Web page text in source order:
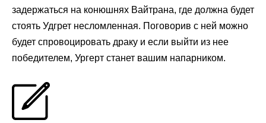
задержаться на конюшнях Вайтрана, где должна будет
стоять Удгрет несломленная. Поговорив с ней можно
будет спровоцировать драку и если выйти из нее
победителем, Ургерт станет вашим напарником.